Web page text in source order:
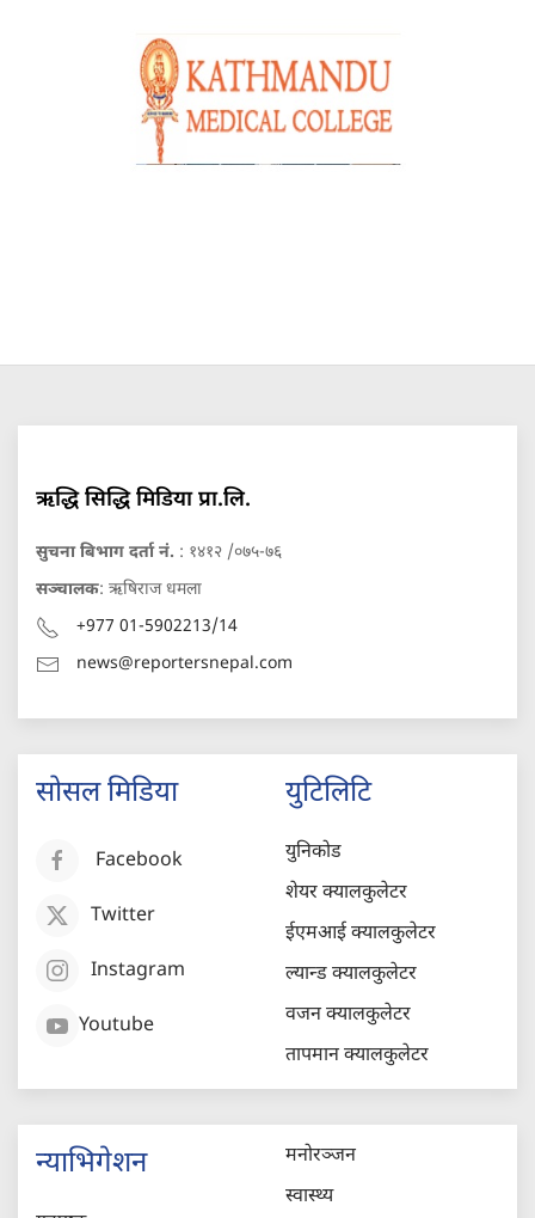
ऋद्धि सिद्धि मिडिया प्रा.लि.
सुचना बिभाग दर्ता नं. : १४१२ /०७५-७६
सञ्चालक: ऋषिराज धमला
+977 01-5902213/14
news@reportersnepal.com
सोसल मिडिया
Facebook
Twitter
Instagram
Youtube
युटिलिटि
युनिकोड
शेयर क्यालकुलेटर
ईएमआई क्यालकुलेटर
ल्यान्ड क्यालकुलेटर
वजन क्यालकुलेटर
तापमान क्यालकुलेटर
न्याभिगेशन
मनोरञ्जन
स्वास्थ्य